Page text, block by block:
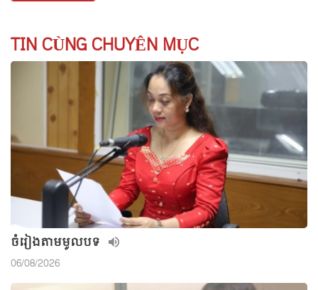
TIN CÙNG CHUYÊN MỤC
ចំរៀងតាមមូលបទ
06/08/2026